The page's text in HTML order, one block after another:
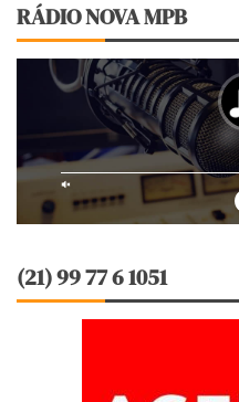
RÁDIO NOVA MPB
(21) 99 77 6 1051